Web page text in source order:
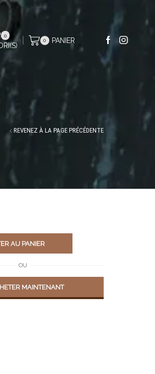
0
0 PANIER
REVENEZ À LA PAGE PRÉCÉDENTE
AU PANIER
OU
MAINTENANT